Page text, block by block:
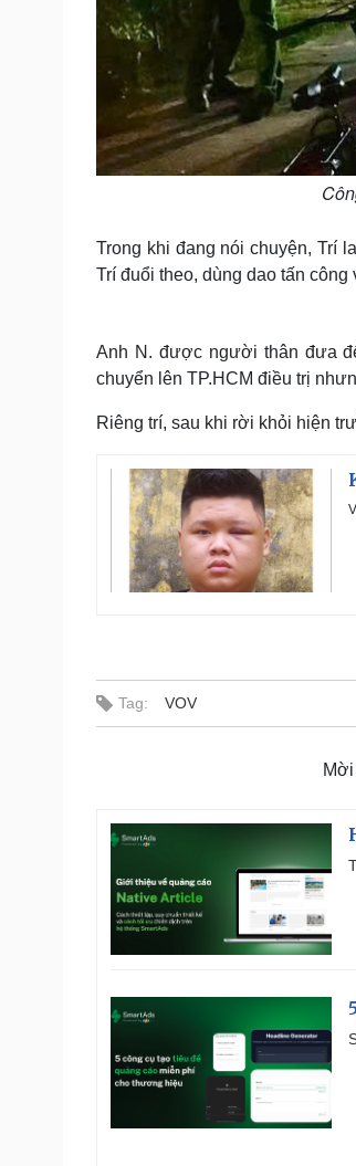
Trong khi đang nói chuyện, Trí
Trí đuổi theo, dùng dao tấn
Anh N. được người thân đưa
chuyển lên TP.HCM điều trị
Riêng trí, sau khi rời khỏi hiện
Tag: VOV